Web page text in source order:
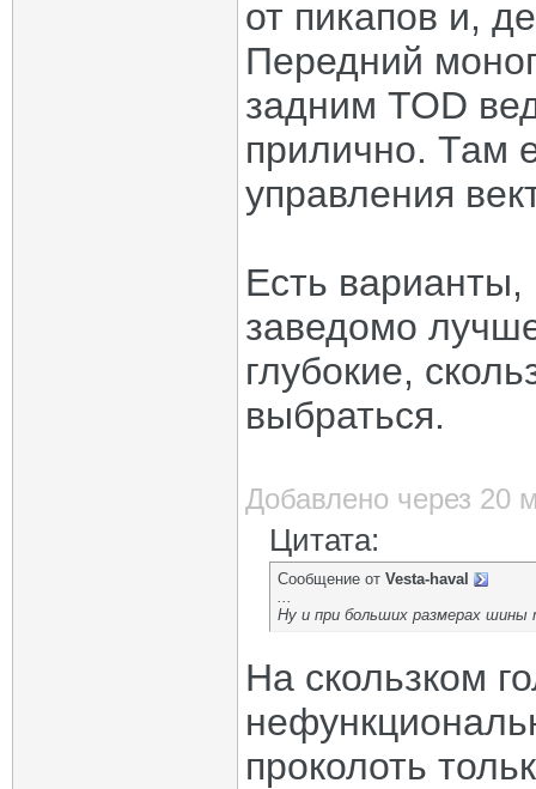
от пикапов и,
Передний
задним TOD
прилично. Там
управления
Есть варианты,
заведомо
глубокие,
выбраться.
Добавлено через 20
Цитата:
Сообщение от Vesta-haval
...
Ну и при больших размерах шины
На скользком
проколоть